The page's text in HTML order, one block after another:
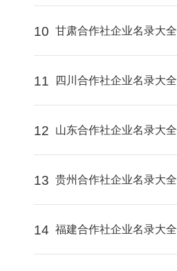
10 甘肃合作社企业名录大全
11 四川合作社企业名录大全
12 山东合作社企业名录大全
13 贵州合作社企业名录大全
14 福建合作社企业名录大全